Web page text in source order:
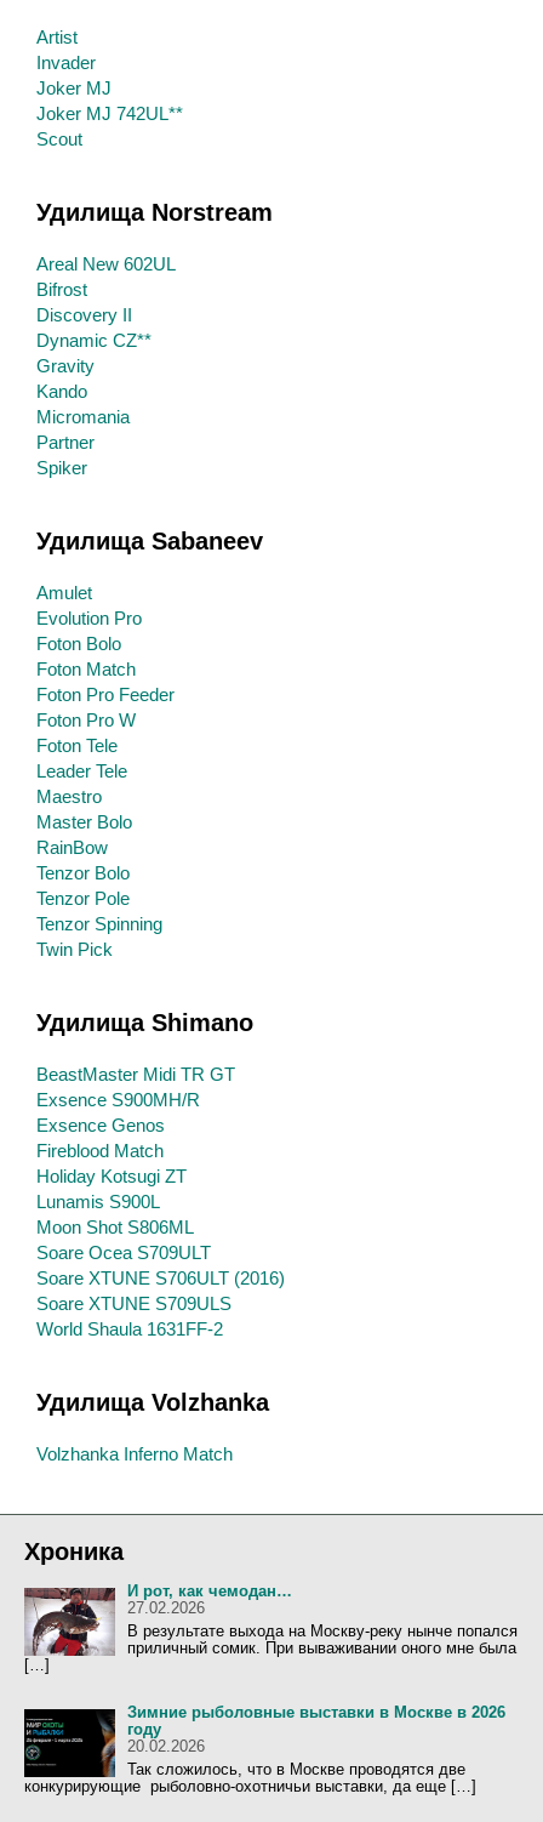
Artist
Invader
Joker MJ
Joker MJ 742UL**
Scout
Удилища Norstream
Areal New 602UL
Bifrost
Discovery II
Dynamic CZ**
Gravity
Kando
Micromania
Partner
Spiker
Удилища Sabaneev
Amulet
Evolution Pro
Foton Bolo
Foton Match
Foton Pro Feeder
Foton Pro W
Foton Tele
Leader Tele
Maestro
Master Bolo
RainBow
Tenzor Bolo
Tenzor Pole
Tenzor Spinning
Twin Pick
Удилища Shimano
BeastMaster Midi TR GT
Exsence S900MH/R
Exsence Genos
Fireblood Match
Holiday Kotsugi ZT
Lunamis S900L
Moon Shot S806ML
Soare Ocea S709ULT
Soare XTUNE S706ULT (2016)
Soare XTUNE S709ULS
World Shaula 1631FF-2
Удилища Volzhanka
Volzhanka Inferno Match
Хроника
И рот, как чемодан…
27.02.2026
В результате выхода на Москву-реку нынче попался
приличный сомик. При вываживании оного мне была
[…]
Зимние рыболовные выставки в Москве в 2026
году
20.02.2026
Так сложилось, что в Москве проводятся две
конкурирующие рыболовно-охотничьи выставки, да еще […]